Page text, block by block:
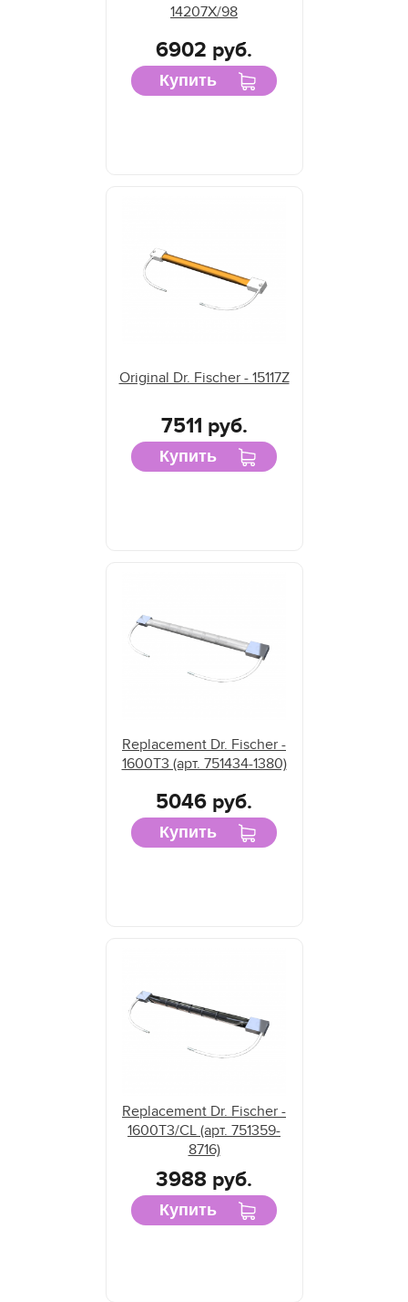
14207X/98
6902 руб.
Купить
Original Dr. Fischer - 15117Z
7511 руб.
Купить
Replacement Dr. Fischer -
1600T3 (арт. 751434-1380)
5046 руб.
Купить
Replacement Dr. Fischer -
1600T3/CL (арт. 751359-
8716)
3988 руб.
Купить